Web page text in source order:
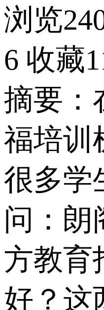
浏览
6 收藏
摘要：
福培训
很多学
问：朗
方教育
好？这